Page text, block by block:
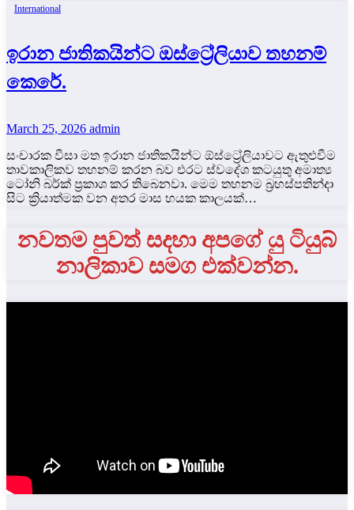
International
ඉරාන ජාතිකයින්ට ඔස්ට්‍රේලියාව තහනම්
කෙරේ.
March 25, 2026 admin
සංචාරක වීසා මත ඉරාන ජාතිකයින්ට ඕස්ට්‍රේලියාවට ඇතුළුවීම
තාවකාලිකව තහනම් කරන බව එරට ස්වදේශ කටයුතු අමාත්‍ය
ටෝනි බර්ක් ප්‍රකාශ කර තිබෙනවා. මෙම තහනම බ්‍රහස්පතින්දා
සිට ක්‍රියාත්මක වන අතර මාස හයක කාලයක්…
නවතම පුවත් සදහා අපගේ යු ටියුබ්
නාලිකාව සමග එක්වන්න.